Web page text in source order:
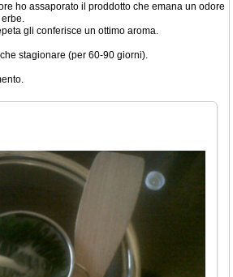
ho assaporato il proddotto che emana un odore
gli conferisce un ottimo aroma.
stagionare (per 60-90 giorni).